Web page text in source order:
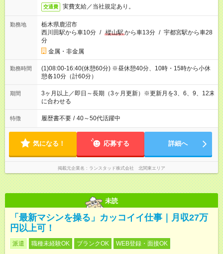
交通費 実費支給／当社規定あり。
勤務地
栃木県鹿沼市
西川田駅から車10分 / 樅山駅から車13分 / 宇都宮駅から車28
分
金属・非金属
勤務時間
(1)08:00-16:40(休憩60分) ※昼休憩40分、10時・15時から小休
憩各10分（計60分）
期間
3ヶ月以上／即日～長期（3ヶ月更新）※更新月を3、6、9、12末
に合わせる
特徴 履歴書不要 / 40～50代活躍中
気になる！ 応募する 詳細へ
掲載元企業名 ランスタッド株式会社 北関東エリア
未読
「最新マシンを操る」カッコイイ仕事｜月収27万
円以上可！
派遣 職種未経験OK ブランクOK WEB登録・面接OK